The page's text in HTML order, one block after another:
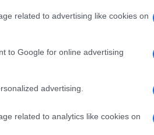
related to advertising like cookies on
to Google for online advertising
advertising.
related to analytics like cookies on
giunta al termine.
un
lo portarono ad